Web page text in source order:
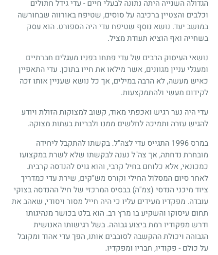
הגדולה השנייה היתה נתונה לבעלי חיים - עדי גידל חתולים
וכלבים והצטיין ברכיבה על סוסים, שטיפח באורווה שבחורשה
במושב יעד. נושא נוסף שטיפח עדי היה הספורט. הוא עסק
בשחייה ואף הוציא תעודת מציל.
נושאי העיסוק הרבים של עדי פתחו בפניו מעגלים חברתיים
ומעגלי עניין מגוונים, אשר מילאו את חייו בתוכן. עדי התאפיין
כאיש מעשה, לא הרבה במילים, אך כל נושא שעניין אותו זכה
לקידום מעשי ולהתמקצעות.
עדי היה נער רגיש ואכפתי מאוד, קשוב למצוקות הזולת ויודע
להגיש עזרה ותמיכה לחלשים ממנו ולבריות בעתות מצוקה.
במרס 1996 התגייס עדי לצה"ל. בקשתו להתקבל ליחידה
מובחרת נדחתה, אך צה"ל נענה לבקשתו שלא לשרת במקצועו
כמכונאי, אלא כלוחם בחיל קרבי, והוא גויס להנדסה קרבית.
לאחר סיום המסלול החילי וקורס מש"קים, שירת עדי כמדריך
ציוד מיכני הנדסי (צמ"ה) בבסיס המרכזי של חיל ההנדסה בצוקי
עובדה. מפקדיו מעידים עליו כי היה חייל מסור ויסודי, שאהב את
תחום עיסוקו והשקיע בו מרץ רב. הוא בלט בכושר מנהיגותו
ודרש מפקודיו רמת ביצוע גבוהה. בשל רגישותו האנושית
הגבוהה ויכולת ההקשבה לסובבים אותו, הפך עדי אהוד ומקובל
על כולם - פקודיו, חבריו ומפקדיו.